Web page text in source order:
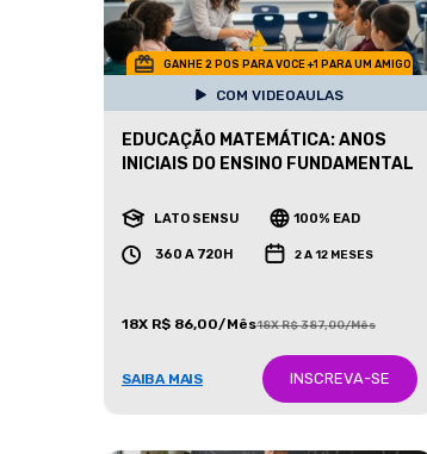
GANHE 2 POS PARA VOCE +1 PARA UM AMIGO
COM VIDEOAULAS
EDUCAÇÃO MATEMÁTICA: ANOS
INICIAIS DO ENSINO FUNDAMENTAL
LATO SENSU 100% EAD
360 A 720H 2 A 12 MESES
18X R$ 86,00/Mês18X R$ 387,00/Mês
SAIBA MAIS INSCREVA-SE